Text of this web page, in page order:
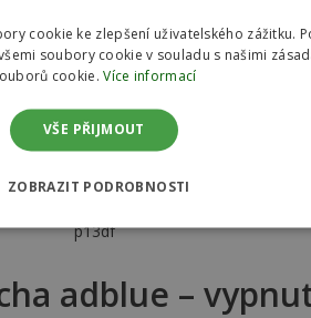
p13df
adblue –
cookie ke zlepšení uživatelského zážitku.
soubory cookie v souladu s našimi
cookie.Více informací
VŠE PŘIJMOUT
ZOBRAZIT PODROBNOSTI